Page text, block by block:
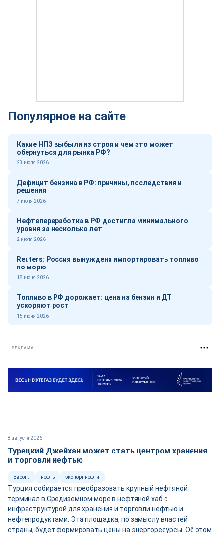
Популярное на сайте
Какие НПЗ выбыли из строя и чем это может
обернуться для рынка РФ?
23 июля 2026
Дефицит бензина в РФ: причины, последствия и
решения
7 июля 2026
Нефтепереработка в РФ достигла минимального
уровня за несколько лет
2 июля 2026
Reuters: Россия вынуждена импортировать топливо
по морю
18 июня 2026
Топливо в РФ дорожает: цена на бензин и ДТ
ускоряют рост
15 июня 2026
РЕКЛАМА
8 августа 2026
Турецкий Джейхан может стать центром хранения
и торговли нефтью
Европа нефть экспорт нефти
Турция собирается преобразовать крупный нефтяной
терминал в Средиземном море в нефтяной хаб с
инфраструктурой для хранения и торговли нефтью и
нефтепродуктами. Эта площадка, по замыслу властей
страны, будет формировать цены на энергоресурсы. Об этом